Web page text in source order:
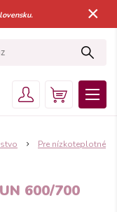
×
Pre nízkoteplotné
600/700